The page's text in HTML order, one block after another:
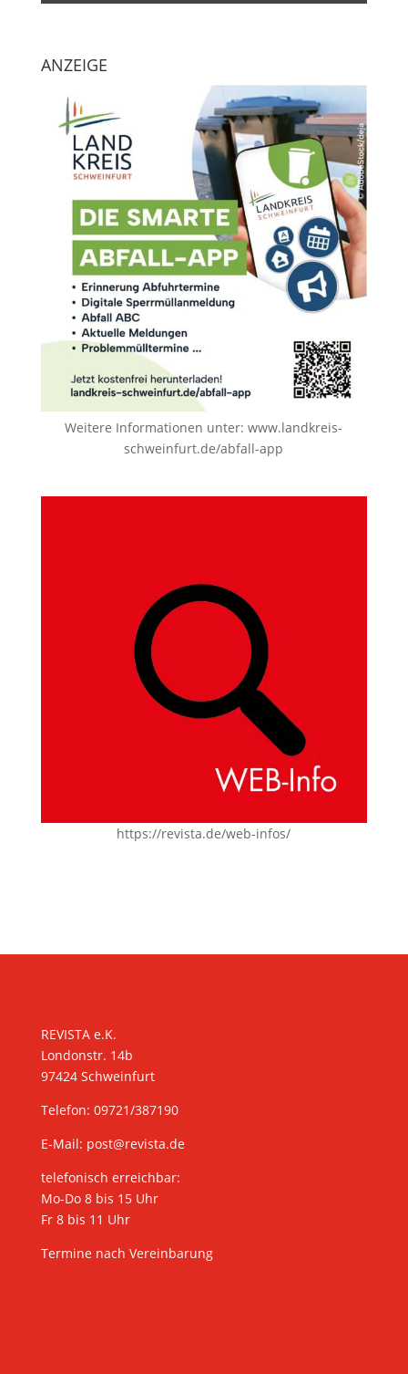
ANZEIGE
Weitere Informationen unter:www.landkreis-
schweinfurt.de/abfall-app
https://revista.de/web-infos/
REVISTA e.K.
Londonstr. 14b
97424 Schweinfurt
Telefon: 09721/387190
E-Mail: post@revista.de
telefonisch erreichbar:
Mo-Do 8 bis 15 Uhr
Fr 8 bis 11 Uhr
Termine nach Vereinbarung